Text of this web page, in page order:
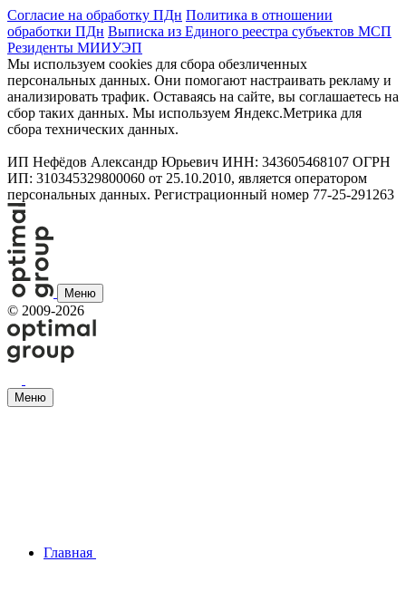
Согласие на обработку ПДн Политика в отношении
обработки ПДн Выписка из Единого реестра субъектов МСП
Резиденты МИИУЭП
Мы используем cookies для сбора обезличенных
персональных данных. Они помогают настраивать рекламу и
анализировать трафик. Оставаясь на сайте, вы соглашаетесь на
сбор таких данных. Мы используем Яндекс.Метрика для
сбора технических данных.
ИП Нефёдов Александр Юрьевич ИНН: 343605468107 ОГРН
ИП: 310345329800060 от 25.10.2010, является оператором
персональных данных. Регистрационный номер 77-25-291263
Меню
© 2009-2026
Меню
Главная